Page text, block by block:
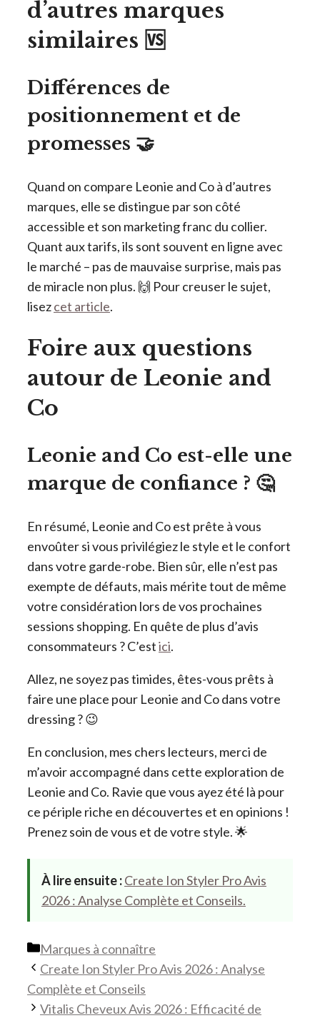
d’autres marques
similaires 🆚
Différences de
positionnement et de
promesses 🤝
Quand on compare Leonie and Co à d’autres
marques, elle se distingue par son côté
accessible et son marketing franc du collier.
Quant aux tarifs, ils sont souvent en ligne avec
le marché – pas de mauvaise surprise, mais pas
de miracle non plus. 🙌 Pour creuser le sujet,
lisezcet article.
Foire aux questions
autour de Leonie and
Co
Leonie and Co est-elle une
marque de confiance ? 🤔
En résumé, Leonie and Co est prête à vous
envoûter si vous privilégiez le style et le confort
dans votre garde-robe. Bien sûr, elle n’est pas
exempte de défauts, mais mérite tout de même
votre considération lors de vos prochaines
sessions shopping. En quête de plus d’avis
consommateurs ? C’estici.
Allez, ne soyez pas timides, êtes-vous prêts à
faire une place pour Leonie and Co dans votre
dressing ? 😉
En conclusion, mes chers lecteurs, merci de
m’avoir accompagné dans cette exploration de
Leonie and Co. Ravie que vous ayez été là pour
ce périple riche en découvertes et en opinions !
Prenez soin de vous et de votre style. 🌟
À lire ensuite :Create Ion Styler Pro Avis
2026 : Analyse Complète et Conseils.
Catégories
Marques à connaître
Create Ion Styler Pro Avis 2026 : Analyse
Complète et Conseils
Vitalis Cheveux Avis 2026 : Efficacité de